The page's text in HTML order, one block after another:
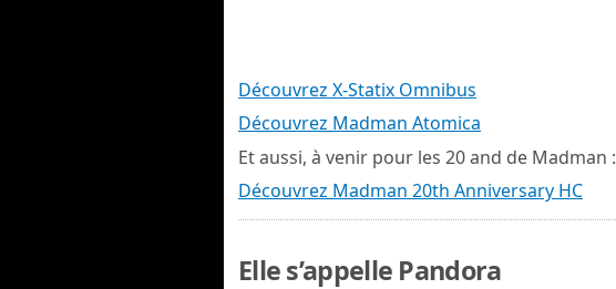
Découvrez X-Statix Omnibus
Découvrez Madman Atomica
Et aussi, à venir pour les 20 and de Madman :
Découvrez Madman 20th Anniversary HC
Elle s’appelle Pandora